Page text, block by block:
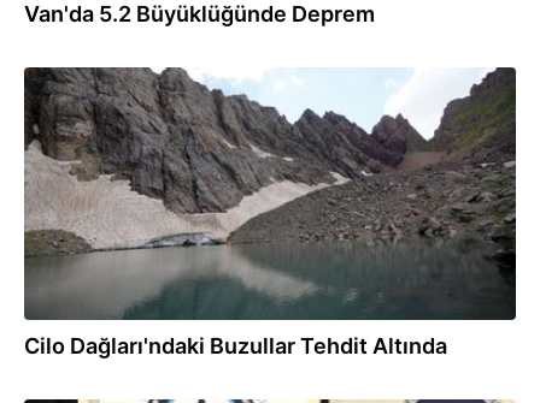
Van'da 5.2 Büyüklüğünde Deprem
02.04.2026
Cilo Dağları'ndaki Buzullar Tehdit Altında